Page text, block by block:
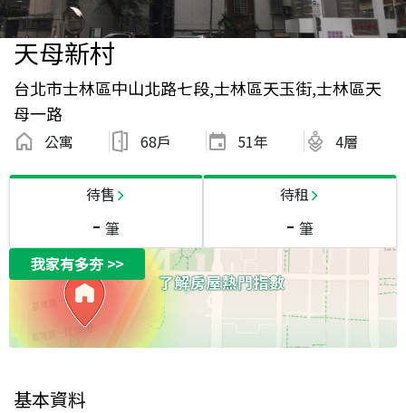
天母新村
台北市士林區中山北路七段,士林區天玉街,士林區天
母一路
公寓 68戶 51年 4層
待售
- 筆
待租
- 筆
我家有多夯>>
基本資料